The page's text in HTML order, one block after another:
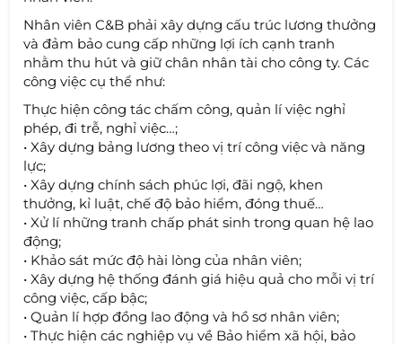
Nhân viên C&B phải xây dựng cấu trúc lương thưởng
và đảm bảo cung cấp những lợi ích cạnh tranh
nhằm thu hút và giữ chân nhân tài cho công ty. Các
công việc cụ thể như:
Thực hiện công tác chấm công, quản lí việc nghỉ
phép, đi trễ, nghỉ việc…;
• Xây dựng bảng lương theo vị trí công việc và năng
lực;
• Xây dựng chính sách phúc lợi, đãi ngộ, khen
thưởng, kỉ luật, chế độ bảo hiểm, đóng thuế…
• Xử lí những tranh chấp phát sinh trong quan hệ lao
động;
• Khảo sát mức độ hài lòng của nhân viên;
• Xây dựng hệ thống đánh giá hiệu quả cho mỗi vị trí
công việc, cấp bậc;
• Quản lí hợp đồng lao động và hồ sơ nhân viên;
• Thực hiện các nghiệp vụ về Bảo hiểm xã hội, bảo